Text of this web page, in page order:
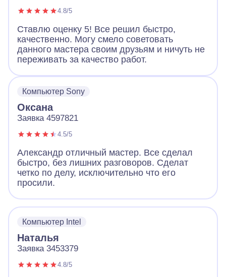
4.8/5
Ставлю оценку 5! Все решил быстро,
качественно. Могу смело советовать
данного мастера своим друзьям и ничуть не
переживать за качество работ.
Компьютер Sony
Оксана
Заявка 4597821
4.5/5
Александр отличный мастер. Все сделал
быстро, без лишних разговоров. Сделат
четко по делу, исключительно что его
просили.
Компьютер Intel
Наталья
Заявка 3453379
4.8/5